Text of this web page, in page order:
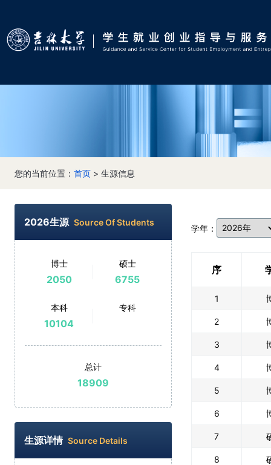
您的当前位置： 首页 > 生源信息
2026生源 Source Of Students
博士
2050
硕士
6755
本科
10104
专科
总计
18909
生源详情 Source Details
学年：
序
1
2
3
4
5
6
7
8